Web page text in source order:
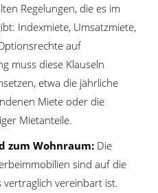
Regelungen, die es im
Indexmiete, Umsatzmiete,
auf
muss diese Klauseln
etwa die jährliche
Miete oder die
Mietanteile.
zum Wohnraum: Die
sind auf die
vereinbart ist.